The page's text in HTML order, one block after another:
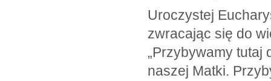
Uroczystej
zwracając się do
„Przybywamy tutaj
naszej Matki.